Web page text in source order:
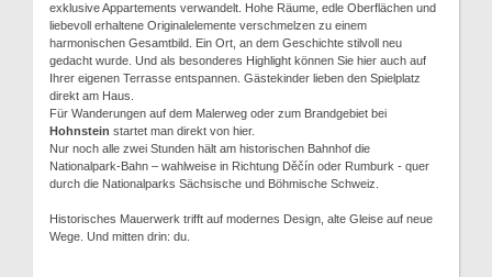
exklusive Appartements verwandelt. Hohe Räume, edle Oberflächen und
liebevoll erhaltene Originalelemente verschmelzen zu einem
harmonischen Gesamtbild. Ein Ort, an dem Geschichte stilvoll neu
gedacht wurde. Und als besonderes Highlight können Sie hier auch auf
Ihrer eigenen Terrasse entspannen. Gästekinder lieben den Spielplatz
direkt am Haus.
Für Wanderungen auf dem Malerweg oder zum Brandgebiet bei
Hohnstein startet man direkt von hier.
Nur noch alle zwei Stunden hält am historischen Bahnhof die
Nationalpark-Bahn – wahlweise in Richtung Děčín oder Rumburk - quer
durch die Nationalparks Sächsische und Böhmische Schweiz.
Historisches Mauerwerk trifft auf modernes Design, alte Gleise auf neue
Wege. Und mitten drin: du.